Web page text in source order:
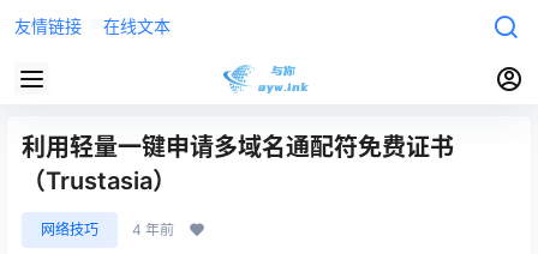
友情链接 在线文本
利用轻量一键申请多域名通配符免费证书
（Trustasia）
网络技巧 4 年前